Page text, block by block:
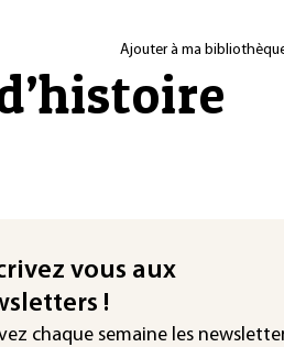
Ajouter à ma
vous aux
!
chaque semaine les